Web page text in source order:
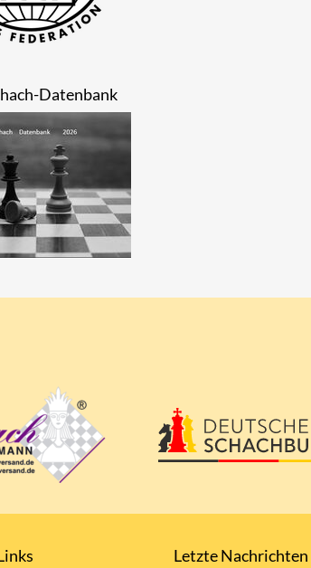
Datenbank
Letzte Nachrichten